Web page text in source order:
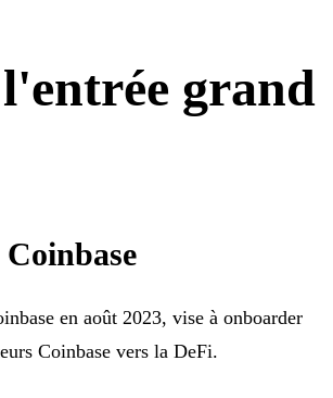
grand
en août 2023, vise à onboarder
Coinbase vers la DeFi.